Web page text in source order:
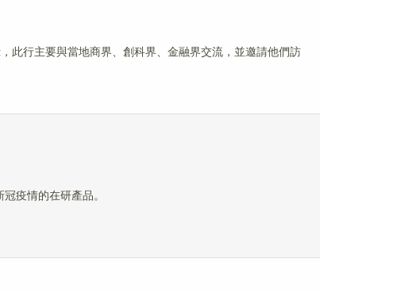
此行主要與當地商界、創科界、金融界交流，並邀請他們訪
疫情的在研產品。